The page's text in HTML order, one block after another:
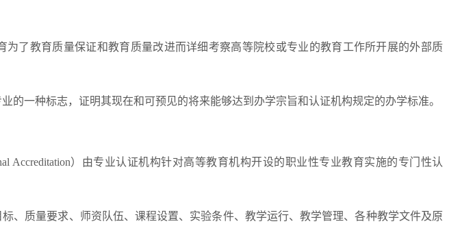
为了教育质量保证和教育质量改进而详细考察高等院校或专业的教育工作所开展的外部质
的一种标志，证明其现在和可预见的将来能够达到办学宗旨和认证机构规定的办学标准。
Accreditation）由专业认证机构针对高等教育机构开设的职业性专业教育实施的专门性认
、质量要求、师资队伍、课程设置、实验条件、教学运行、教学管理、各种教学文件及原